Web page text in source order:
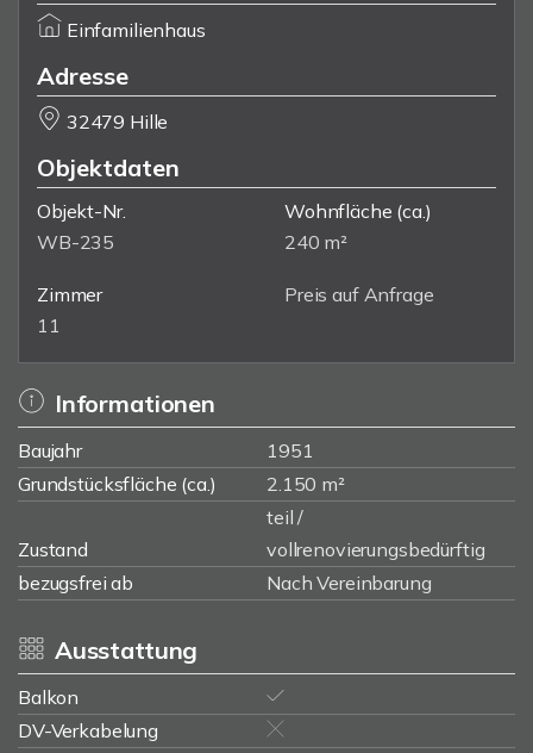
Einfamilienhaus
Adresse
32479 Hille
Objektdaten
Objekt-Nr.
WB-235
Wohnfläche (ca.)
240 m²
Zimmer
11
Preis auf Anfrage
Informationen
Baujahr
1951
Grundstücksfläche (ca.)
2.150 m²
Zustand
teil /
vollrenovierungsbedürftig
bezugsfrei ab
Nach Vereinbarung
Ausstattung
Balkon
DV-Verkabelung